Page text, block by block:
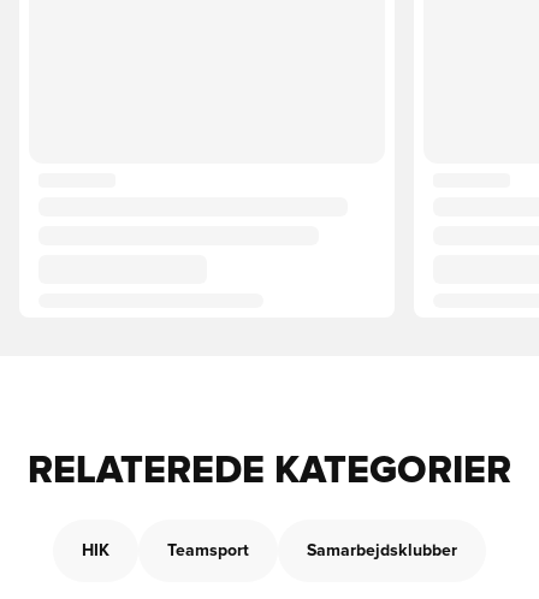
RELATEREDE KATEGORIER
HIK Teamsport Samarbejdsklubber